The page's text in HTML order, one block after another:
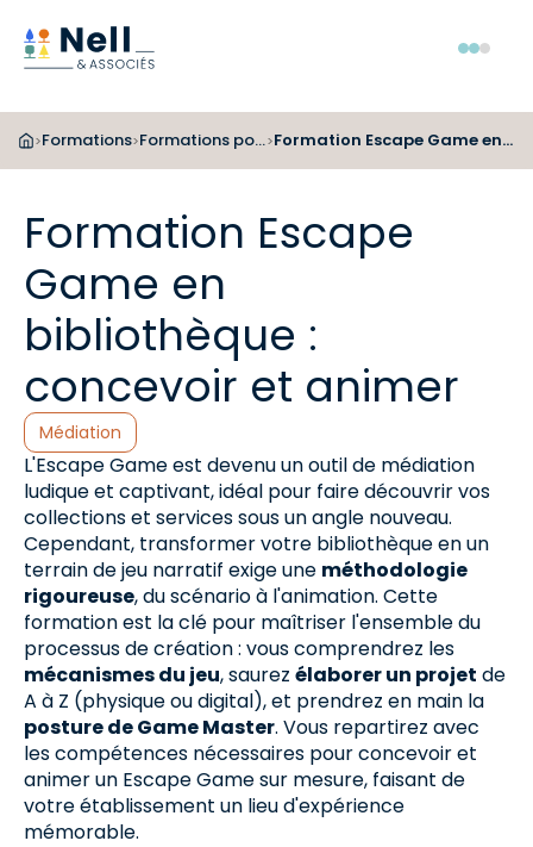
Aller au pied de page
Aller au menu
Aller au contenu
>Formations> Formations pour les bibliothécaires> Formation Escape Game en bibliothèque : concevoir et animer
Formation Escape
Game en
bibliothèque :
concevoir et animer
Catégories :
Médiation
L'Escape Game est devenu un outil de médiation
ludique et captivant, idéal pour faire découvrir vos
collections et services sous un angle nouveau.
Cependant, transformer votre bibliothèque en un
terrain de jeu narratif exige une méthodologie
rigoureuse, du scénario à l'animation. Cette
formation est la clé pour maîtriser l'ensemble du
processus de création : vous comprendrez les
mécanismes du jeu, saurez élaborer un projet de
A à Z (physique ou digital), et prendrez en main la
posture de Game Master. Vous repartirez avec
les compétences nécessaires pour concevoir et
animer un Escape Game sur mesure, faisant de
votre établissement un lieu d'expérience
mémorable.